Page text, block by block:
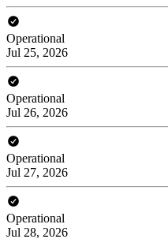
Operational
Jul 25, 2026
Operational
Jul 26, 2026
Operational
Jul 27, 2026
Operational
Jul 28, 2026